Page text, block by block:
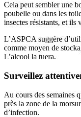
Cela peut sembler une
poubelle ou dans les
insectes résistants, et ils
L’ASPCA suggère
comme moyen de
L’alcool la tuera.
Surveillez
Au cours des semaines
près la zone de la
d’infection.